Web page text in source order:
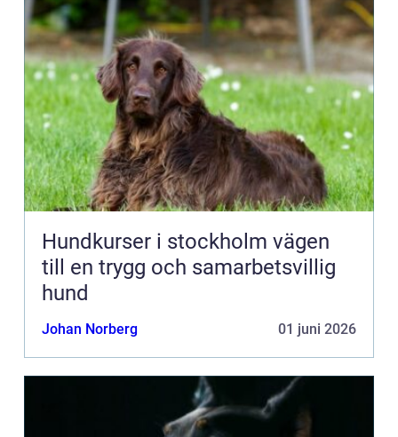
Hundkurser i stockholm vägen
till en trygg och samarbetsvillig
hund
Johan Norberg 01 juni 2026